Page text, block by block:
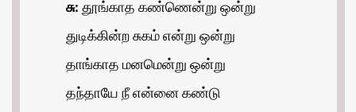
சு: தூங்காத கண்ணென்று ஒன்று
துடிக்கின்ற சுகம் என்று ஒன்று
தாங்காத மனமென்று ஒன்று
தந்தாயே நீ என்னை கண்டு